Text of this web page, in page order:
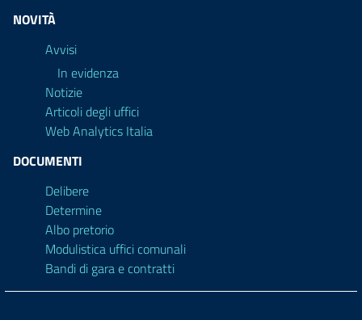
NOVITÀ
Avvisi
In evidenza
Notizie
Articoli degli uffici
Web Analytics Italia
DOCUMENTI
Delibere
Determine
Albo pretorio
Modulistica uffici comunali
Bandi di gara e contratti